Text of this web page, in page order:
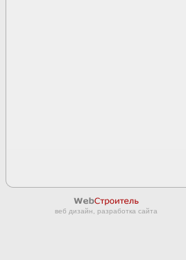
веб дизайн, разработка сайта